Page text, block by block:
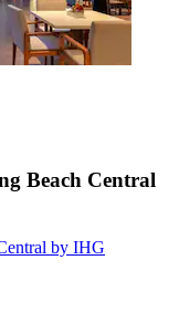
Beach Central
by IHG